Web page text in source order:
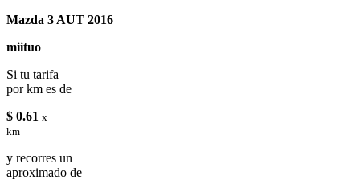
Mazda 3 AUT 2016
miituo
Si tu tarifa
por km es de
$ 0.61 x
km
y recorres un
aproximado de